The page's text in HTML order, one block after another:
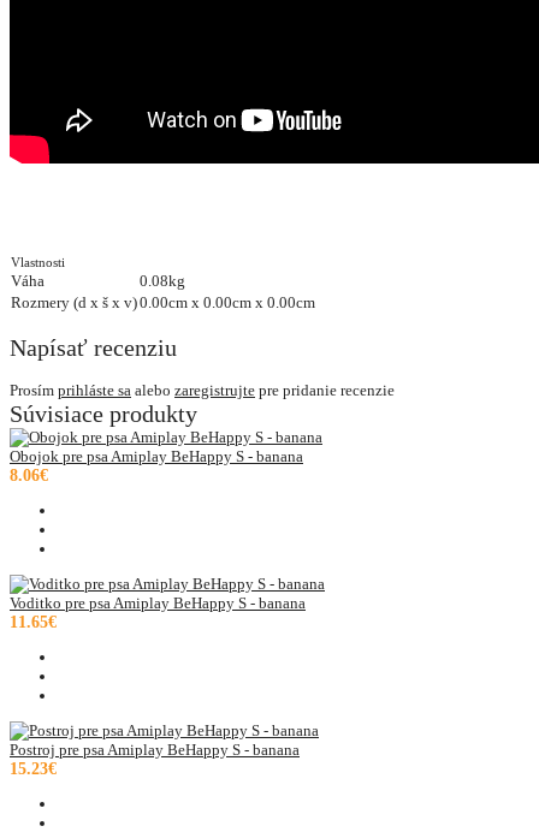
Vlastnosti
Váha
0.08kg
Rozmery (d x š x v)0.00cm x 0.00cm x 0.00cm
Napísať recenziu
Prosím prihláste sa alebo zaregistrujte pre pridanie recenzie
Súvisiace produkty
Obojok pre psa Amiplay BeHappy S - banana
8.06€
Voditko pre psa Amiplay BeHappy S - banana
11.65€
Postroj pre psa Amiplay BeHappy S - banana
15.23€